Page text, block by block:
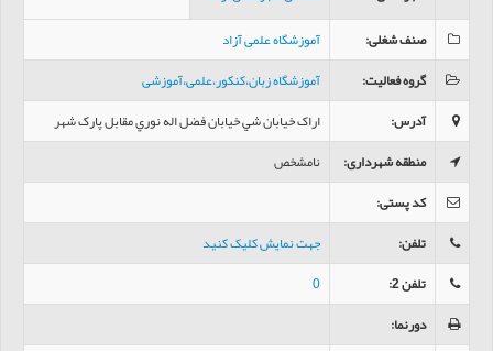
صنف شغلی:
آموزشگاه علمی آزاد
گروه فعالیت:
آموزشگاه زبان،کنکور،علمی،آموزشی
آدرس:
اراک خیابان شي خیابان فضل اله نوري مقابل پارک شهر
منطقه شهرداری:
نامشخص
کد پستی:
تلفن:
جهت نمایش کلیک کنید
تلفن 2 :
0
دورنما: